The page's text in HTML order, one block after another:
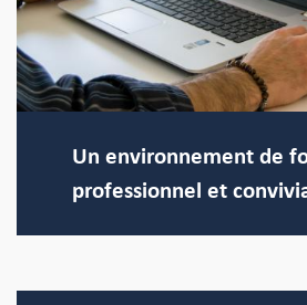
Un environnement de
professionnel et